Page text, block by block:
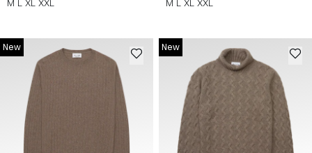
M L XL XXL M L XL XXL
New New